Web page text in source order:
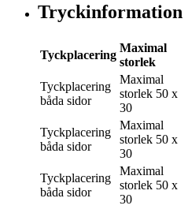
Tryckinformation
Tyckplacering
Maximal
storlek
Tyckplacering
båda sidor
Maximal
storlek 50 x
30
Tyckplacering
båda sidor
Maximal
storlek 50 x
30
Tyckplacering
båda sidor
Maximal
storlek 50 x
30